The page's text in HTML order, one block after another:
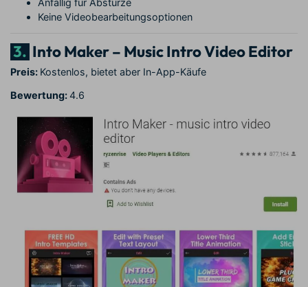
Anfällig für Abstürze
Keine Videobearbeitungsoptionen
3. Into Maker – Music Intro Video Editor
Preis: Kostenlos, bietet aber In-App-Käufe
Bewertung:4.6